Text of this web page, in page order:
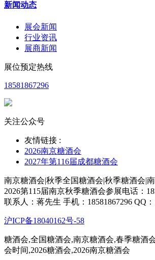
新闻动态
展会新闻
行业资讯
展商新闻
展位预定热线
18581867296
关注公众号
友情链接 :
2026南京糖酒会
2027年第116届成都糖酒会
南京糖酒会|秋季全国糖酒会|秋季糖酒会|
2026第115届南京秋季糖酒会参展电话：
联系人：蒋先生 手机：18581867296 QQ：
沪ICP备18040162号-58
糖酒会,全国糖酒会,南京糖酒会,春季糖酒
会时间,2026糖酒会,2026南京糖酒会